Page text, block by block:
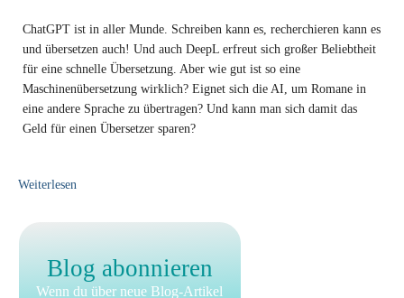
ChatGPT ist in aller Munde. Schreiben kann es, recherchieren kann es
und übersetzen auch! Und auch DeepL erfreut sich großer Beliebtheit
für eine schnelle Übersetzung. Aber wie gut ist so eine
Maschinenübersetzung wirklich? Eignet sich die AI, um Romane in
eine andere Sprache zu übertragen? Und kann man sich damit das
Geld für einen Übersetzer sparen?
Weiterlesen
Blog abonnieren
Wenn du über neue Blog-Artikel